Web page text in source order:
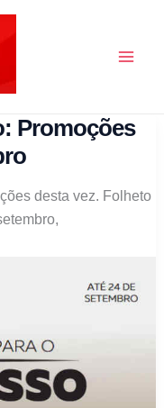
Promoções
desta vez. Folheto